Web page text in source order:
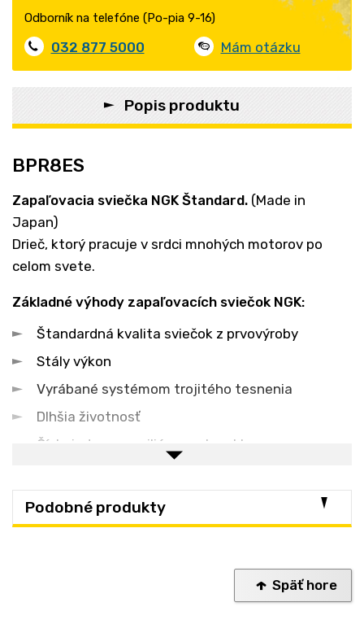
Odborník na telefóne (Po-pia 9-16)
032 877 5000 Mám otázku
Popis produktu
BPR8ES
Zapaľovacia sviečka NGK Štandard. (Made in
Japan)
Drieč, ktorý pracuje v srdci mnohých motorov po
celom svete.
Základné výhody zapaľovacích sviečok NGK:
Štandardná kvalita sviečok z prvovýroby
Stály výkon
Vyrábané systémom trojitého tesnenia
Dlhšia životnosť
Číslo jedna pre milióny motocyklov a
automobilov na celom svete
Technická špecifikácia:
Rozmer kľúča 20,8 mm
Podobné produkty
Späť hore